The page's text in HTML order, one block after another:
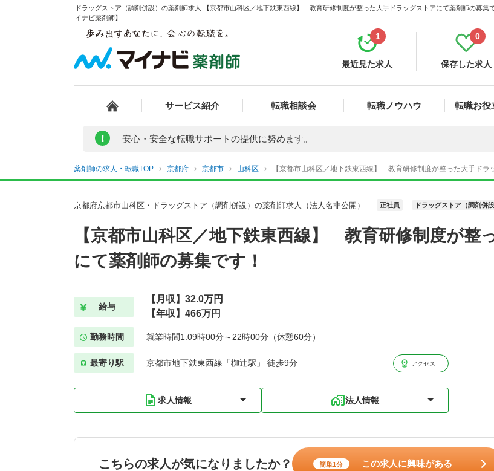
ドラッグストア（調剤併設）の薬剤師求人 【京都市山科区／地下鉄東西線】 教育研修制度が整った大手ドラッグストアにて薬剤師の募集
イナビ薬剤師】
最近見た求人
1
保存した求人
0
サービス紹介 転職相談会 転職ノウハウ 転職お役
! 安心・安全な転職サポートの提供に努めます。
薬剤師の求人・転職TOP 京都府 京都市 山科区 【京都市山科区／地下鉄東西線】 教育研修制度が整った大手ド
京都府京都市山科区・ドラッグストア（調剤併設）の薬剤師求人（法人名非公開） 正社員 ドラッグストア（調剤併設
【京都市山科区／地下鉄東西線】 教育研修制度が整
にて薬剤師の募集です！
給与
【月収】32.0万円
【年収】466万円
勤務時間 就業時間1:09時00分～22時00分（休憩60分）
最寄り駅 京都市地下鉄東西線「椥辻駅」 徒歩9分 アクセス
求人情報 法人情報
こちらの求人が気になりましたか？ 簡単1分 この求人に興味がある